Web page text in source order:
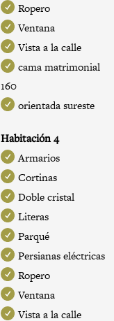
Ropero
Ventana
Vista a la calle
cama matrimonial
160
orientada sureste
Habitación 4
Armarios
Cortinas
Doble cristal
Literas
Parqué
Persianas eléctricas
Ropero
Ventana
Vista a la calle